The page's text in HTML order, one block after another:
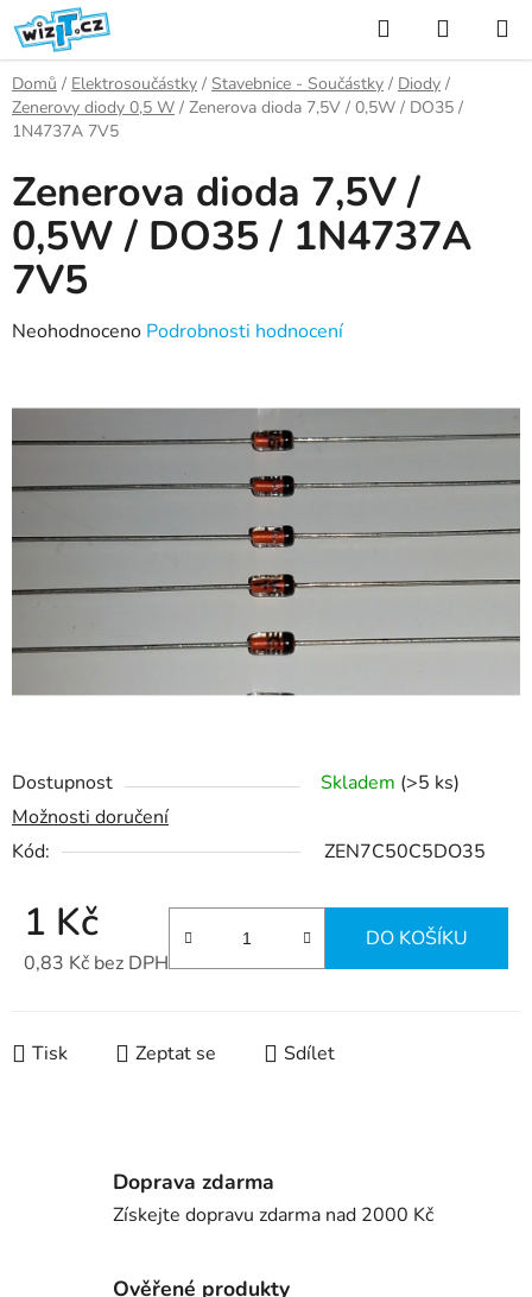
Přejít
na
obsah
Hledat
KOŠÍK
Domů / Elektrosoučástky / Stavebnice - Součástky / Diody /
Zenerovy diody 0,5 W / Zenerova dioda 7,5V / 0,5W / DO35 /
1N4737A 7V5
Dostupnost Skladem (>5 ks)
Možnosti doručení
Kód:
ZEN7C50C5DO35
1 Kč
0,83 Kč bez DPH
DO KOŠÍKU
Tisk Zeptat se Sdílet
Zenerova dioda 7,5V /
0,5W / DO35 / 1N4737A
7V5
Průměrné
z
Neohodnoceno Podrobnosti hodnocení
Doprava zdarma
Získejte dopravu zdarma nad 2000 Kč
Ověřené produkty